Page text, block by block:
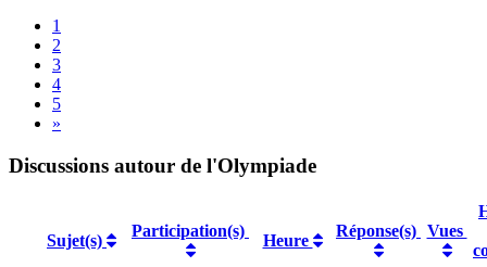
1
2
3
4
5
»
Discussions autour de l'Olympiade
Sujet(s)
Participation(s)
Heure
Réponse(s) Vues